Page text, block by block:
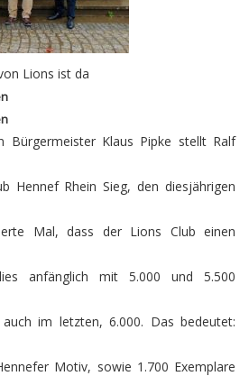
Lions ist da
Bürgermeister Klaus Pipke stellt Ralf
Hennef Rhein Sieg, den diesjährigen
Mal, dass der Lions Club einen
anfänglich mit 5.000 und 5.500
im letzten, 6.000. Das bedeutet:
Motiv, sowie 1.700 Exemplare